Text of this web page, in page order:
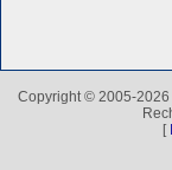
Copyright © 2005-
[